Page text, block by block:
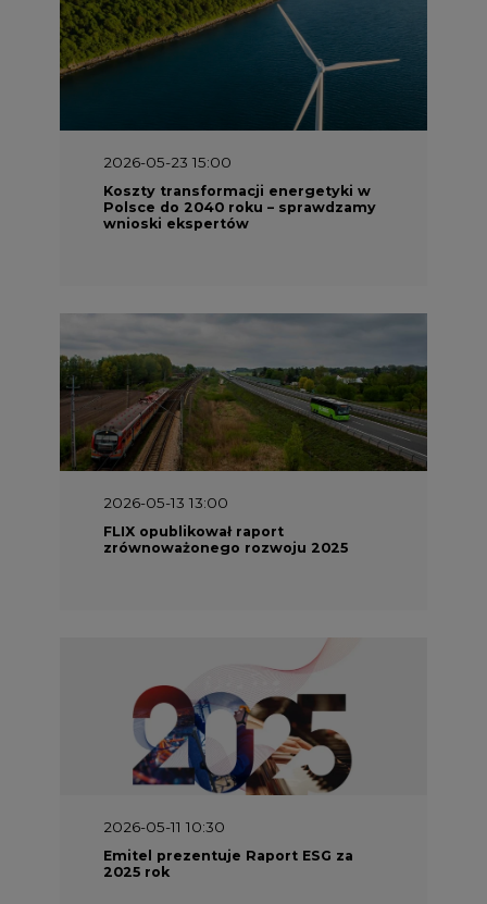
2026-05-23 15:00
Koszty transformacji energetyki w
Polsce do 2040 roku – sprawdzamy
wnioski ekspertów
2026-05-13 13:00
FLIX opublikował raport
zrównoważonego rozwoju 2025
2026-05-11 10:30
Emitel prezentuje Raport ESG za
2025 rok